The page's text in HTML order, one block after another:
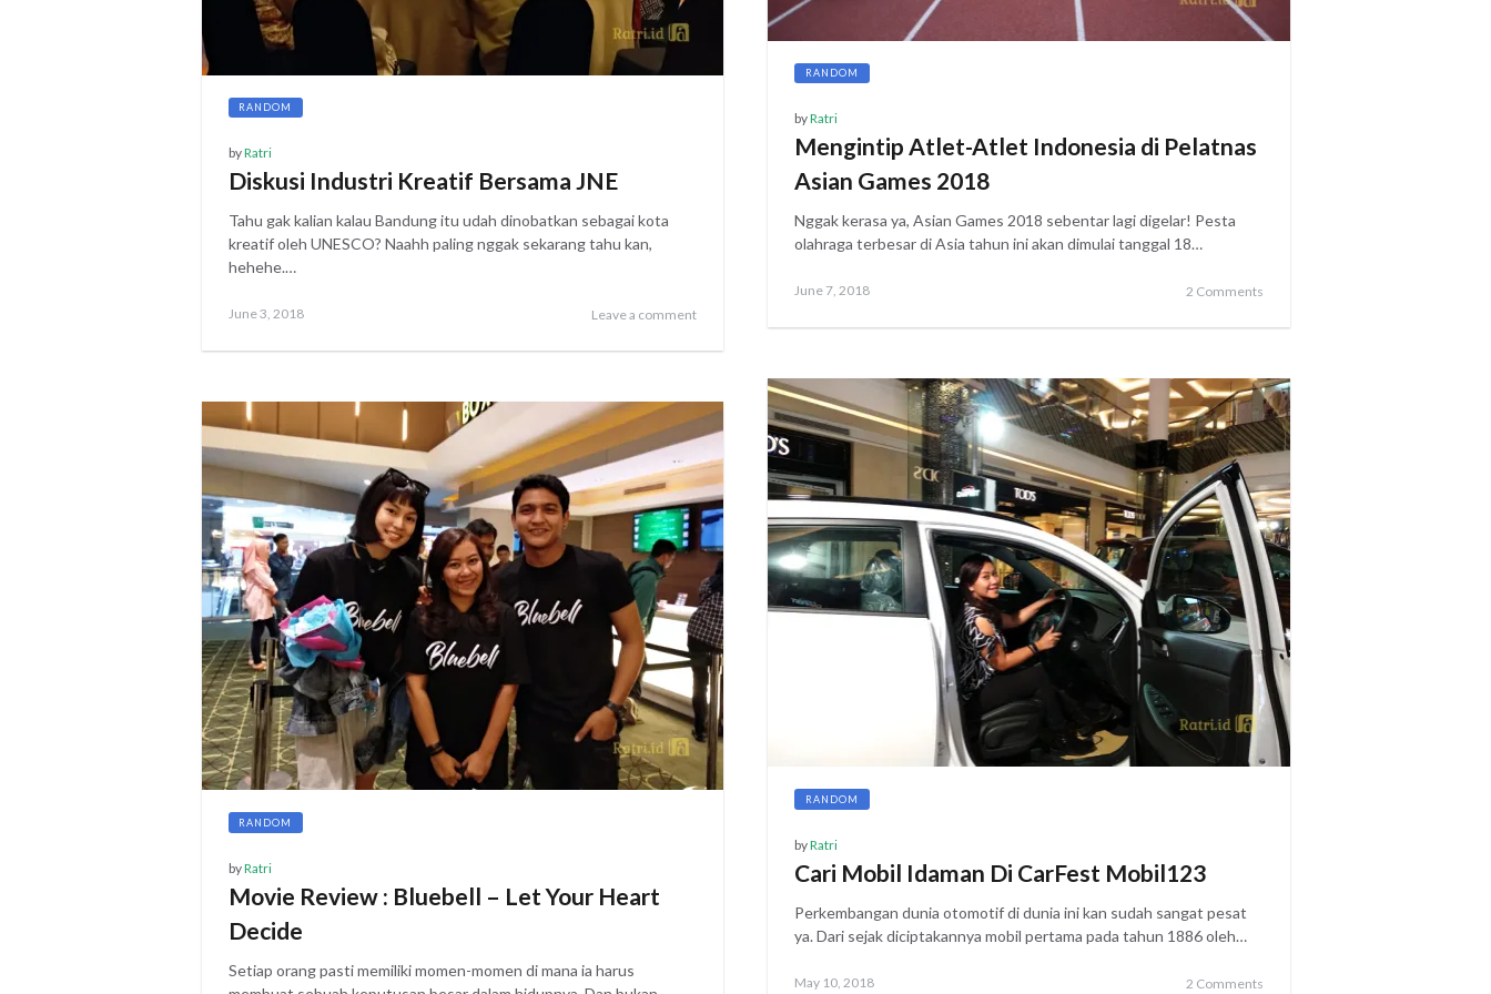
RANDOM
byRatri
Mengintip Atlet-Atlet Indonesia di Pelatnas
Asian Games 2018
Nggak kerasa ya, Asian Games 2018 sebentar lagi digelar! Pesta
olahraga terbesar di Asia tahun ini akan dimulai tanggal 18…
2 Comments
Posted
June 7, 2018June
RANDOM
byRatri
Diskusi Industri Kreatif Bersama JNE
Tahu gak kalian kalau Bandung itu udah dinobatkan sebagai kota
kreatif oleh UNESCO? Naahh paling nggak sekarang tahu kan,
hehehe.…
Leave a comment
Posted
June 3, 2018
RANDOM
byRatri
Cari Mobil Idaman Di CarFest Mobil123
Perkembangan dunia otomotif di dunia ini kan sudah sangat pesat
ya. Dari sejak diciptakannya mobil pertama pada tahun 1886 oleh…
2 Comments
Posted
May 10, 2018
RANDOM
byRatri
Movie Review : Bluebell – Let Your Heart
Decide
Setiap orang pasti memiliki momen-momen di mana ia harus